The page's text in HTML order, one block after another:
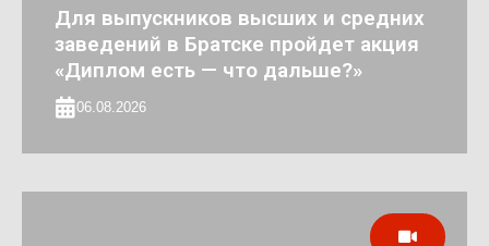
Для выпускников высших и средних
заведений в Братске пройдет акция
«Диплом есть — что дальше?»
06.08.2026